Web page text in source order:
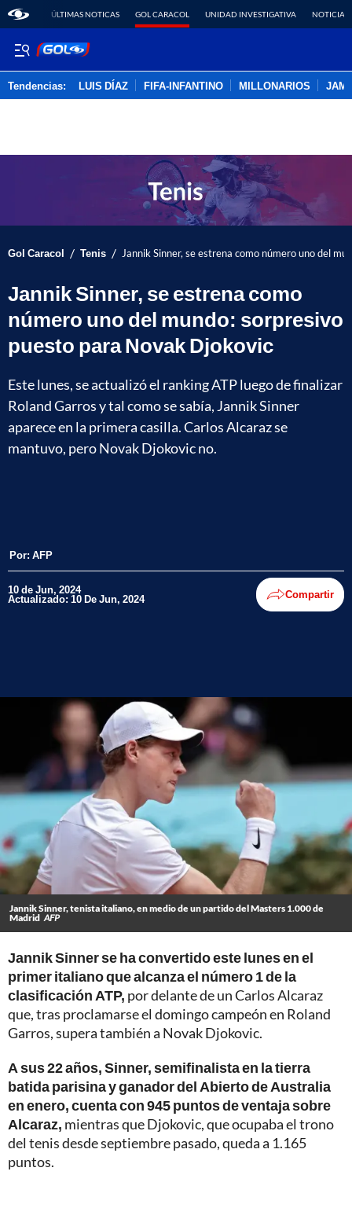
ÚLTIMAS NOTICAS GOL CARACOL UNIDAD INVESTIGATIVA NOTICIAS
Tendencias: LUIS DÍAZ FIFA-INFANTINO MILLONARIOS
Gol Caracol / Tenis / Jannik Sinner, se estrena como número uno del
Jannik Sinner, se estrena como
número uno del mundo: sorpresivo
puesto para Novak Djokovic
Este lunes, se actualizó el ranking ATP luego de finalizar
Roland Garros y tal como se sabía, Jannik Sinner
aparece en la primera casilla. Carlos Alcaraz se
mantuvo, pero Novak Djokovic no.
Por: AFP
10 de Jun, 2024
Actualizado: 10 De Jun, 2024 Compartir
Jannik Sinner, tenista italiano, en medio de un partido del Masters 1.000 de
Madrid AFP
Jannik Sinner se ha convertido este lunes en el
primer italiano que alcanza el número 1 de la
clasificación ATP, por delante de un Carlos Alcaraz
que, tras proclamarse el domingo campeón en Roland
Garros, supera también a Novak Djokovic.
A sus 22 años, Sinner, semifinalista en la tierra
batida parisina y ganador del Abierto de Australia
en enero, cuenta con 945 puntos de ventaja sobre
Alcaraz, mientras que Djokovic, que ocupaba el trono
del tenis desde septiembre pasado, queda a 1.165
puntos.